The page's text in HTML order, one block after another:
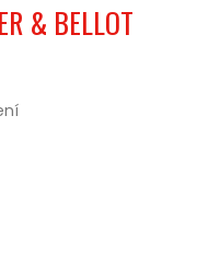
& BELLOT